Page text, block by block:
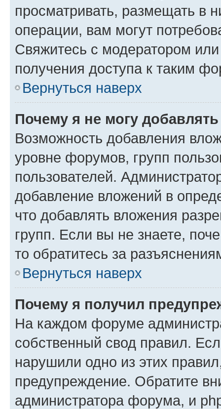
просматривать, размещать в
операции, вам могут
Свяжитесь с модератором
получения доступа к таким
Вернуться наверх
Почему я не могу
Возможность добавления
уровне форумов, групп
пользователей.
добавление вложений в
что добавлять вложения
групп. Если вы не знаете,
то обратитесь за
Вернуться наверх
Почему я получил
На каждом форуме
собственный свод правил.
нарушили одно из этих
предупреждение. Обратите
администратора форума, и